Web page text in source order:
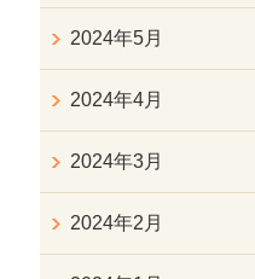
2024年5月
2024年4月
2024年3月
2024年2月